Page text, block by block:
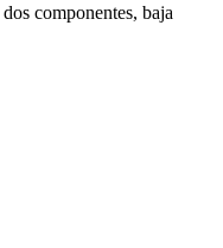
dos componentes, baja